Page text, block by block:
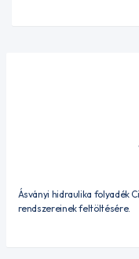
Ásványi hidraulika folyadék
rendszereinek feltöltésére.